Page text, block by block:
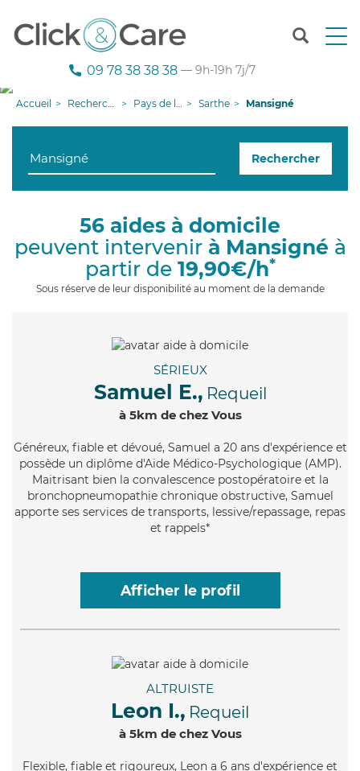
T
n
g
i
09 78 38 38 38 — 9h-19h 7j/7
Accueil Recherche aide à domicile Pays de la Loire Sarthe Mansigné
Rechercher
56 aides à domicile
peuvent intervenir à Mansigné à
partir de 19,90€/h*
Sous réserve de leur disponibilité au moment de la demande
SÉRIEUX
Samuel E., Requeil
à 5km de chez Vous
Généreux, fiable et dévoué, Samuel a 20 ans d'expérience et
possède un diplôme d'Aide Médico-Psychologique (AMP).
Maitrisant bien la convalescence postopératoire et la
bronchopneumopathie chronique obstructive, Samuel
apporte ses services de transports, lessive/repassage, repas
et rappels*
Afficher le profil
ALTRUISTE
Leon I., Requeil
à 5km de chez Vous
Flexible, fiable et rigoureux, Leon a 6 ans d'expérience et